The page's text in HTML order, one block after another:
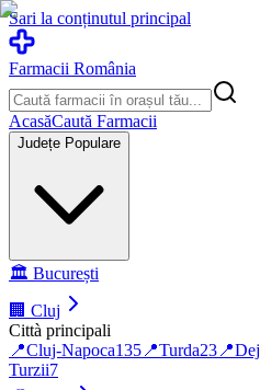
Sari la conținutul principal
Farmacii România
AcasăCaută Farmacii
Județe Populare
🏛️ București
🏢 Cluj
Città principali
📍Cluj-Napoca135 📍Turda23 📍Dej
Turzii7